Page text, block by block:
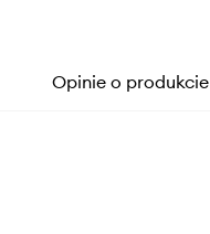
Opinie o produkcie